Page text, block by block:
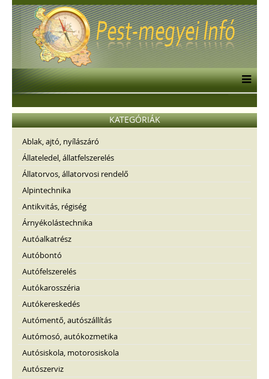
KATEGÓRIÁK
Ablak, ajtó, nyílászáró
Állateledel, állatfelszerelés
Állatorvos, állatorvosi rendelő
Alpintechnika
Antikvitás, régiség
Árnyékolástechnika
Autóalkatrész
Autóbontó
Autófelszerelés
Autókarosszéria
Autókereskedés
Autómentő, autószállítás
Autómosó, autókozmetika
Autósiskola, motorosiskola
Autószerviz